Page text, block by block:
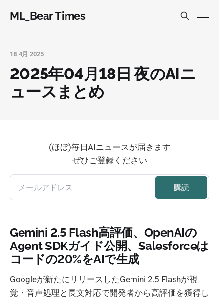
ML_Bear Times
18 4月 2025
2025年04月18日 夜のAIニ
ュースまとめ
(ほぼ)毎日AIニュースが届きます
ぜひご登録ください
Gemini 2.5 Flash高評価、OpenAIの
Agent SDKガイド公開、Salesforceは
コードの20%をAIで生成
Googleが新たにリリースしたGemini 2.5 Flashが視
覚・音声処理と長文対応で開発者から高評価を獲得し